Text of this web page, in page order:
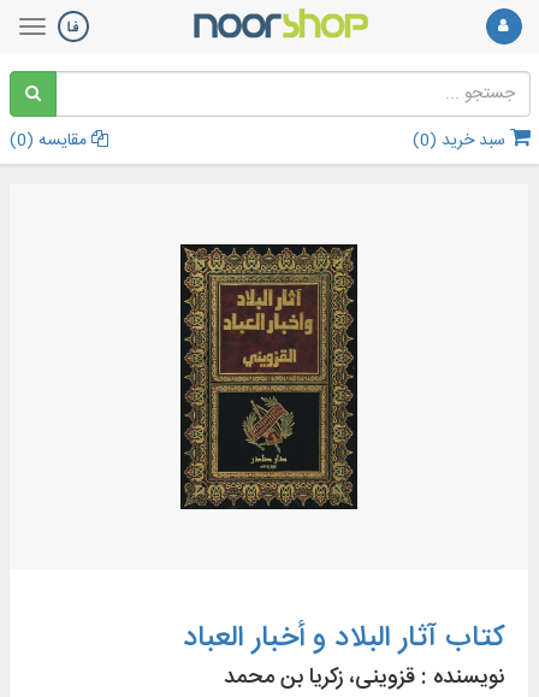
سبد خرید (0
) مقایسه (0
)
کتاب آثار البلاد و أخبار العباد
نویسنده : قزوینی، زکریا بن محمد